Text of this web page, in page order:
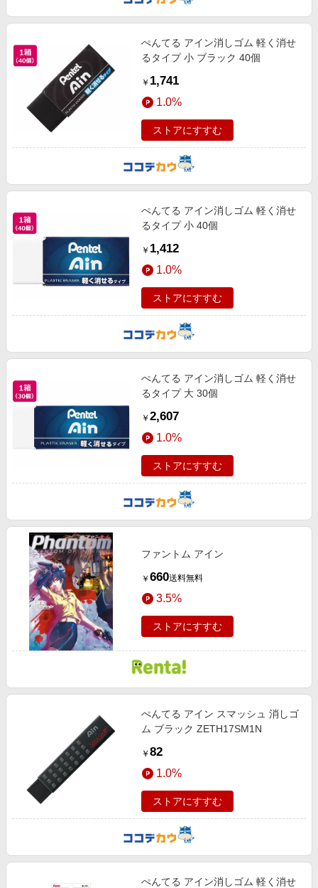
ぺんてる アイン消しゴム 軽く消せ
るタイプ 小 ブラック 40個
￥ 1,741
1.0%
ストアにすすむ
ぺんてる アイン消しゴム 軽く消せ
るタイプ 小 40個
￥ 1,412
1.0%
ストアにすすむ
ぺんてる アイン消しゴム 軽く消せ
るタイプ 大 30個
￥ 2,607
1.0%
ストアにすすむ
ファントム アイン
￥ 660送料無料
3.5%
ストアにすすむ
ぺんてる アイン スマッシュ 消しゴ
ム ブラック ZETH17SM1N
￥ 82
1.0%
ストアにすすむ
ぺんてる アイン消しゴム 軽く消せ